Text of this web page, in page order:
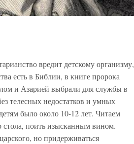
вредит детскому организму,
есть в Библии, в книге пророка
и Азарией выбрали для службы в
телесных недостатков и умных
было около 10-12 лет. Читаем
стола, поить изысканным вином.
но придерживаться